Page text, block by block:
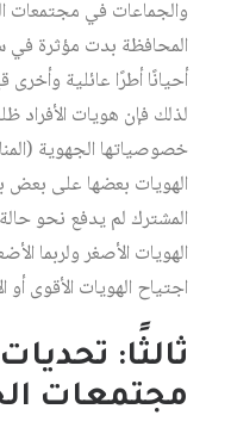
والجماعات في مجتمعات
المحافظة بدت مؤثرة في
أحيانًا أطرًا عائلية
لذلك فإن هويات
خصوصياتها الجهوية
الهويات بعضها على بعض
المشترك لم يدفع نحو
الهويات الأصغر ولربما
اجتياح الهويات الأقوى أو
ثالثًا:
مجتمعات